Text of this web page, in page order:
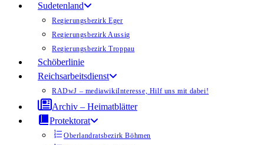
Sudetenland
Regierungsbezirk Eger
Regierungsbezirk Aussig
Regierungsbezirk Troppau
Schöberlinie
Reichsarbeitsdienst
RADwJ – mediawikiInteresse, Hilf uns mit dabei!
Archiv – Heimatblätter
Protektorat
Oberlandratsbezirk Böhmen